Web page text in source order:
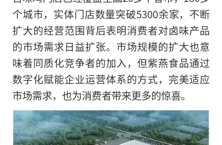
个城市，实体门店数量突破5300余家，不断
扩大的经营范围背后表明消费者对卤味产品
的市场需求日益扩张。市场规模的扩大也意
味着同质化竞争者的加入，但紫燕食品通过
数字化赋能企业运营体系的方式，完美适应
市场需求，也为消费者带来更多的惊喜。